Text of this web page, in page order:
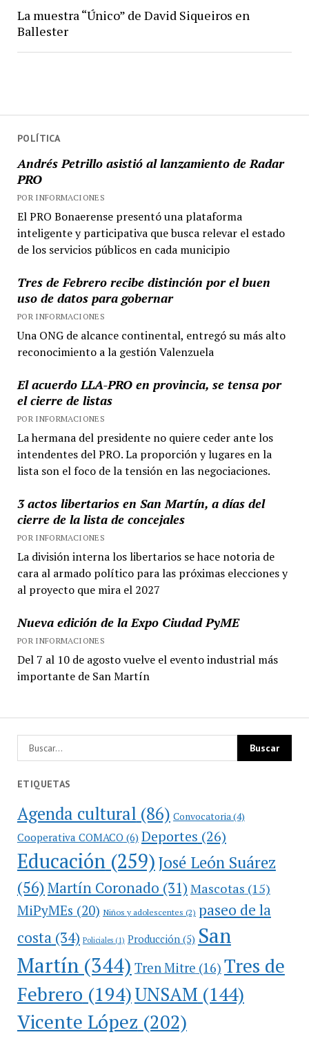
POLÍTICA
Andrés Petrillo asistió al lanzamiento de Radar
PRO
POR INFORMACIONES
El PRO Bonaerense presentó una plataforma
inteligente y participativa que busca relevar el estado
de los servicios públicos en cada municipio
Tres de Febrero recibe distinción por el buen
uso de datos para gobernar
POR INFORMACIONES
Una ONG de alcance continental, entregó su más alto
reconocimiento a la gestión Valenzuela
El acuerdo LLA-PRO en provincia, se tensa por
el cierre de listas
POR INFORMACIONES
La hermana del presidente no quiere ceder ante los
intendentes del PRO. La proporción y lugares en la
lista son el foco de la tensión en las negociaciones.
3 actos libertarios en San Martín, a días del
cierre de la lista de concejales
POR INFORMACIONES
La división interna los libertarios se hace notoria de
cara al armado político para las próximas elecciones y
al proyecto que mira el 2027
Nueva edición de la Expo Ciudad PyME
POR INFORMACIONES
Del 7 al 10 de agosto vuelve el evento industrial más
importante de San Martín
La muestra “Único” de David Siqueiros en
Ballester
ETIQUETAS
Agenda cultural (86) Convocatoria (4)
Cooperativa COMACO(6) Deportes (26)
Educación(259)José León Suárez
(56)Martín Coronado (31) Mascotas (15)
MiPyMEs (20) Niños y adolescentes (2) paseo de la
costa(34) Policiales(1) Producción(5) San
Martín(344) Tren Mitre (16) Tres de
Febrero (194)UNSAM (144)
Vicente López (202)